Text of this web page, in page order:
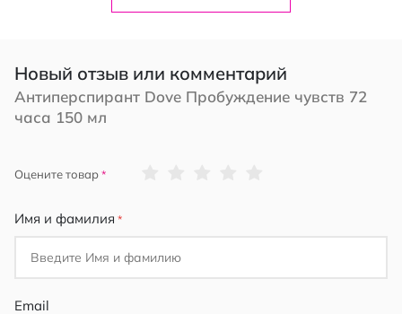
Новый отзыв или комментарий
Антиперспирант Dove Пробуждение чувств 72
часа 150 мл
Оцените товар
Имя и фамилия
Email